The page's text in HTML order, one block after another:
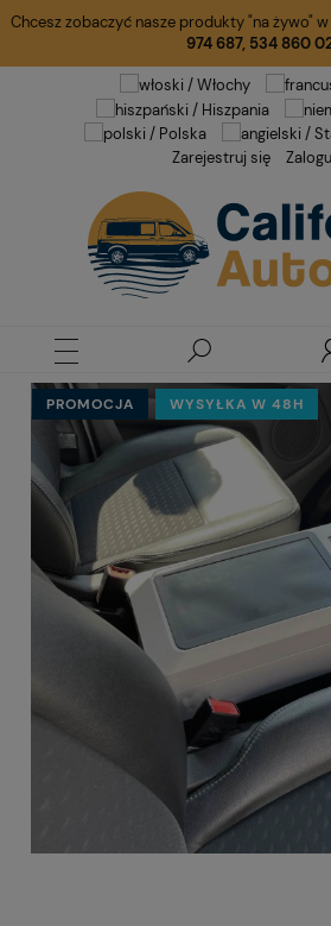
Chcesz zobaczyć nasze produkty "na żywo"
974 687, 534 860
Zarejestruj się
PROMOCJA WYSYŁKA W 48H